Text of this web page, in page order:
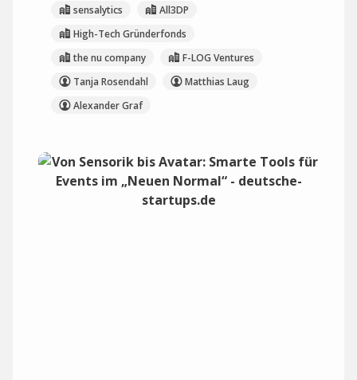
sensalytics
All3DP
High-Tech Gründerfonds
the nu company
F-LOG Ventures
Tanja Rosendahl
Matthias Laug
Alexander Graf